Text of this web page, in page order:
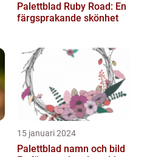
Palettblad Ruby Road: En
färgsprakande skönhet
15 januari 2024
Palettblad namn och bild